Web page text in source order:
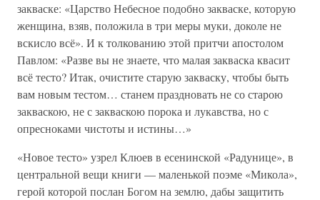
закваске: «Царство Небесное подобно закваске, которую
женщина, взяв, положила в три меры муки, доколе не
вскисло всё». И к толкованию этой притчи апостолом
Павлом: «Разве вы не знаете, что малая закваска квасит
всё тесто? Итак, очистите старую закваску, чтобы быть
вам новым тестом… станем праздновать не со старою
закваскою, не с закваскою порока и лукавства, но с
опресноками чистоты и истины…»
«Новое тесто» узрел Клюев в есенинской «Радунице», в
центральной вещи книги — маленькой поэме «Микола»,
герой которой послан Богом на землю, дабы защитить